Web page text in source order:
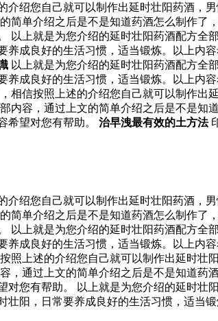
绍您自己就可以制作出延时壮阳药酒，
简单介绍之后是不是知道药酒怎么制作了
以上就是为您介绍的延时壮阳药酒配方全
成良好的生活习惯，适当锻炼。以上内容
以上就是为您介绍的延时壮阳药酒配方全
成良好的生活习惯，适当锻炼。以上内容
相信按照上述的介绍您自己就可以制作出
内容，通过上文的简单介绍之后是不是知
希望对您有帮助。 治早洩最有效的土方法
绍您自己就可以制作出延时壮阳药酒，
简单介绍之后是不是知道药酒怎么制作了
以上就是为您介绍的延时壮阳药酒配方全
成良好的生活习惯，适当锻炼。以上内容
照上述的介绍您自己就可以制作出延时壮
，通过上文的简单介绍之后是不是知道药
您有帮助。 以上就是为您介绍的延时壮
壮阳，日常要养成良好的生活习惯，适当